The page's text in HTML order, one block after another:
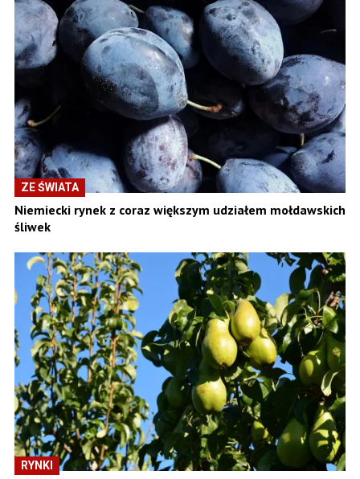
ZE ŚWIATA
Niemiecki rynek z coraz większym udziałem mołdawskich
śliwek
RYNKI